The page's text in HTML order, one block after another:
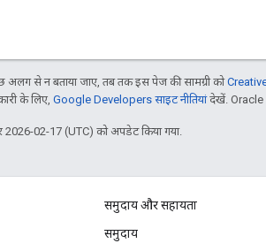
से न बताया जाए, तब तक इस पेज की सामग्री को
के लिए, Google Developers साइट नीतियांदेखें. Oracle
2026-02-17 (UTC) को अपडेट किया गया.
समुदाय और सहायता
समुदाय